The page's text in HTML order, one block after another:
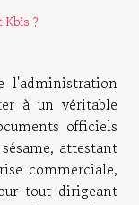
Kbis ?
l'administration
à un véritable
officiels
attestant
commerciale,
tout dirigeant